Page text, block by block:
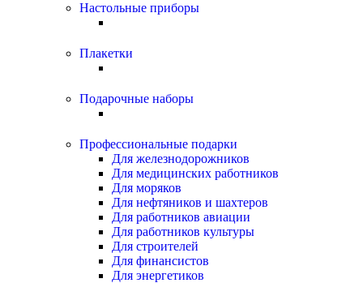
Настольные приборы
Плакетки
Подарочные наборы
Профессиональные подарки
Для железнодорожников
Для медицинских работников
Для моряков
Для нефтяников и шахтеров
Для работников авиации
Для работников культуры
Для строителей
Для финансистов
Для энергетиков